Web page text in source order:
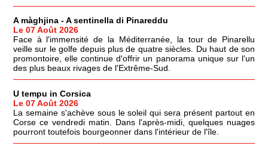
A màghjina - A sentinella di Pinareddu
Le 07 Août 2026
Face à l'immensité de la Méditerranée, la tour de Pinarellu
veille sur le golfe depuis plus de quatre siècles. Du haut de son
promontoire, elle continue d'offrir un panorama unique sur l'un
des plus beaux rivages de l'Extrême-Sud.
U tempu in Corsica
Le 07 Août 2026
La semaine s'achève sous le soleil qui sera présent partout en
Corse ce vendredi matin. Dans l'après-midi, quelques nuages
pourront toutefois bourgeonner dans l'intérieur de l'île.